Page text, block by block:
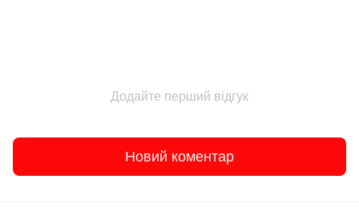
Додайте перший відгук
Новий коментар